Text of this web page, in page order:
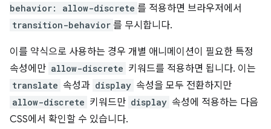
behavior: allow-discrete 를 적용하면 브라우저에서
transition-behavior 를 무시합니다.
이를 약식으로 사용하는 경우 개별 애니메이션이 필요한 특정
속성에만 allow-discrete 키워드를 적용하면 됩니다. 이는
translate 속성과 display 속성을 모두 전환하지만
allow-discrete 키워드만 display 속성에 적용하는 다음
CSS에서 확인할 수 있습니다.